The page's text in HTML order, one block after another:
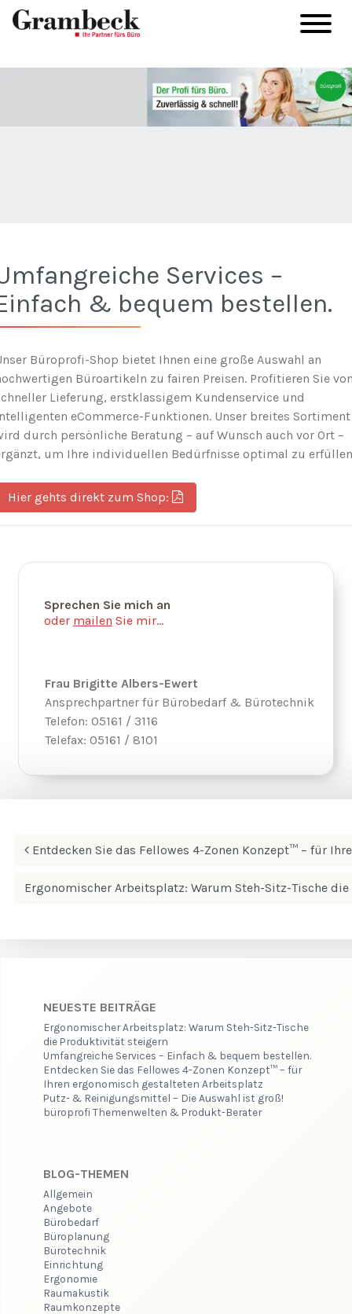
Services –
& bequem bestellen.
Büroprofi-Shop bietet Ihnen eine große Auswahl an
Büroartikeln zu fairen Preisen. Profitieren Sie
Lieferung, erstklassigem Kundenservice und
eCommerce-Funktionen. Unser breites Sortiment
durch persönliche Beratung – auf Wunsch auch vor Ort –
um Ihre individuellen Bedürfnisse optimal zu
Hier gehts direkt zum Shop:
Sprechen Sie mich an
oder mailen Sie mir...
Frau Brigitte Albers-Ewert
Ansprechpartner für Bürobedarf & Bürotechnik
Telefon: 05161 / 3116
Telefax: 05161 / 8101
Navigation
Entdecken Sie das Fellowes 4-Zonen Konzept™ – für
Ergonomischer Arbeitsplatz: Warum Steh-Sitz-Tische
NEUESTE BEITRÄGE
Ergonomischer Arbeitsplatz: Warum Steh-Sitz-Tische
die Produktivität steigern
Umfangreiche Services – Einfach & bequem bestellen.
Entdecken Sie das Fellowes 4-Zonen Konzept™ – für
Ihren ergonomisch gestalteten Arbeitsplatz
Putz- & Reinigungsmittel – Die Auswahl ist groß!
büroprofi Themenwelten & Produkt-Berater
BLOG-THEMEN
Allgemein
Angebote
Bürobedarf
Büroplanung
Bürotechnik
Einrichtung
Ergonomie
Raumakustik
Raumkonzepte